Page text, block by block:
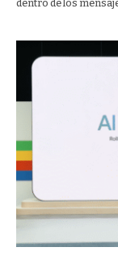
dentro de los